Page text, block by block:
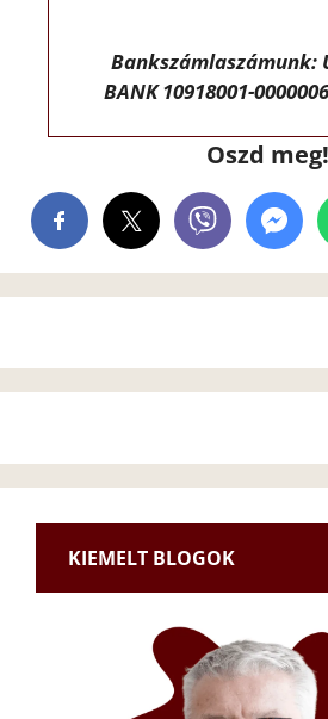
Bankszámlaszámunk:
BANK 10918001-
Oszd meg!
KIEMELT BLOGOK